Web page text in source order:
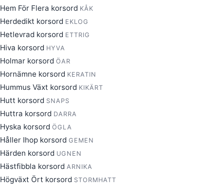
Hem För Flera korsord KÅK
Herdedikt korsord EKLOG
Hetlevrad korsord ETTRIG
Hiva korsord HYVA
Holmar korsord ÖAR
Hornämne korsord KERATIN
Hummus Växt korsord KIKÄRT
Hutt korsord SNAPS
Huttra korsord DARRA
Hyska korsord ÖGLA
Håller Ihop korsord GEMEN
Härden korsord UGNEN
Hästfibbla korsord ARNIKA
Högväxt Ört korsord STORMHATT